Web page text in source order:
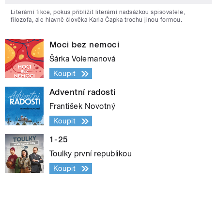
Literární fikce, pokus přiblížit literární nadsázkou spisovatele,
filozofa, ale hlavně člověka Karla Čapka trochu jinou formou.
Moci bez nemoci
Šárka Volemanová
Koupit
Adventní radosti
František Novotný
Koupit
1-25
Toulky první republikou
Koupit